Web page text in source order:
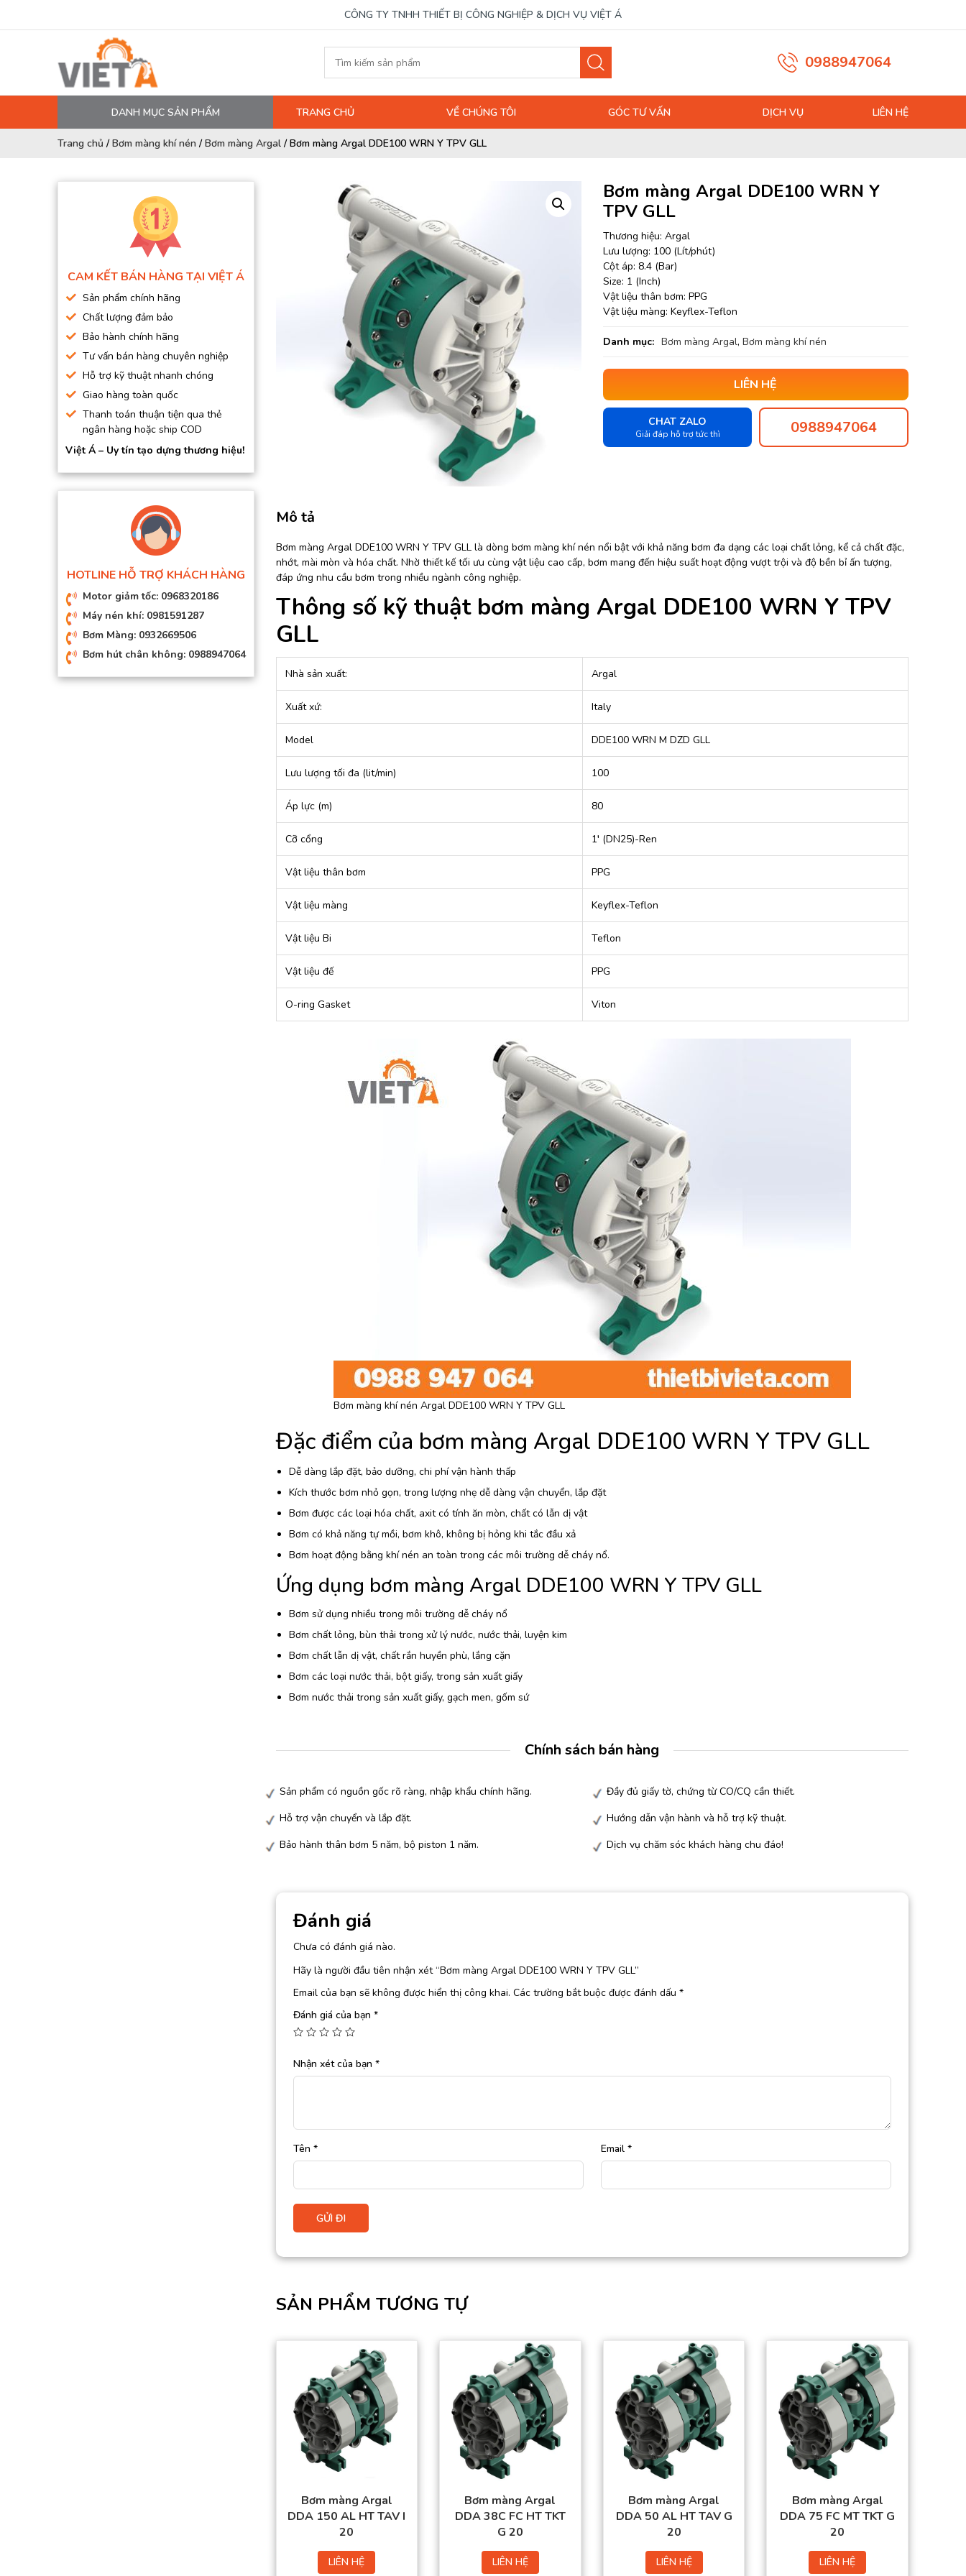
CÔNG TY TNHH THIẾT BỊ CÔNG NGHIỆP & DỊCH VỤ VIỆT Á
0988947064
DANH MỤC SẢN PHẨM
MÁY NÉN KHÍ
DẦU MÁY NÉN KHÍ
DÂY HƠI, ỐNG HƠI
BƠM MÀNG KHÍ NÉN
BƠM HÚT CHÂN KHÔNG
BƠM ĐỊNH LƯỢNG
MOTOR, HỘP GIẢM TỐC
MÁY TẠO KHÍ NITO
TRANG CHỦ VỀ CHÚNG TÔI GÓC TƯ VẤN DỊCH VỤ LIÊN HỆ
Trang chủ /Bơm màng khí nén /Bơm màng Argal /Bơm màng Argal DDE100 WRN Y TPV GLL
CAM KẾT BÁN HÀNG TẠI VIỆT Á
Sản phẩm chính hãng
Chất lượng đảm bảo
Bảo hành chính hãng
Tư vấn bán hàng chuyên nghiệp
Hỗ trợ kỹ thuật nhanh chóng
Giao hàng toàn quốc
Thanh toán thuận tiện qua thẻ
ngân hàng hoặc ship COD
Việt Á – Uy tín tạo dựng thương hiệu!
HOTLINE HỖ TRỢ KHÁCH HÀNG
Motor giảm tốc: 0968320186
Máy nén khí: 0981591287
Bơm Màng: 0932669506
Bơm hút chân không: 0988947064
Bơm màng Argal DDE100 WRN Y
TPV GLL
Thương hiệu: Argal
Lưu lượng: 100 (Lít/phút)
Cột áp: 8.4 (Bar)
Size: 1 (Inch)
Vật liệu thân bơm: PPG
Vật liệu màng: Keyflex-Teflon
Danh mục: Bơm màng Argal, Bơm màng khí nén
LIÊN HỆ
CHAT ZALO
Giải đáp hỗ trợ tức thì 0988947064
Mô tả
Bơm màng Argal DDE100 WRN Y TPV GLL là dòng bơm màng khí nén nổi bật với khả năng bơm đa dạng các loại chất lỏng, kể cả chất đặc,
nhớt, mài mòn và hóa chất. Nhờ thiết kế tối ưu cùng vật liệu cao cấp, bơm mang đến hiệu suất hoạt động vượt trội và độ bền bỉ ấn tượng,
đáp ứng nhu cầu bơm trong nhiều ngành công nghiệp.
Thông số kỹ thuật bơm màng Argal DDE100 WRN Y TPV
GLL
Nhà sản xuất: Argal
Xuất xứ: Italy
Model DDE100 WRN M DZD GLL
Lưu lượng tối đa (lit/min) 100
Áp lực (m) 80
Cỡ cổng 1′ (DN25)-Ren
Vật liệu thân bơm PPG
Vật liệu màng Keyflex-Teflon
Vật liệu Bi Teflon
Vật liệu đế PPG
O-ring Gasket Viton
Bơm màng khí nén Argal DDE100 WRN Y TPV GLL
Đặc điểm của bơm màng Argal DDE100 WRN Y TPV GLL
Dễ dàng lắp đặt, bảo dưỡng, chi phí vận hành thấp
Kích thước bơm nhỏ gọn, trong lượng nhẹ dễ dàng vận chuyển, lắp đặt
Bơm được các loại hóa chất, axit có tính ăn mòn, chất có lẫn dị vật
Bơm có khả năng tự mồi, bơm khô, không bị hỏng khi tắc đầu xả
Bơm hoạt động bằng khí nén an toàn trong các môi trường dễ cháy nổ.
Ứng dụng bơm màng Argal DDE100 WRN Y TPV GLL
Bơm sử dụng nhiều trong môi trường dễ cháy nổ
Bơm chất lỏng, bùn thải trong xử lý nước, nước thải, luyện kim
Bơm chất lẫn dị vật, chất rắn huyền phù, lắng cặn
Bơm các loại nước thải, bột giấy, trong sản xuất giấy
Bơm nước thải trong sản xuất giấy, gạch men, gốm sứ
Chính sách bán hàng
Sản phẩm có nguồn gốc rõ ràng, nhập khẩu chính hãng.
Đầy đủ giấy tờ, chứng từ CO/CQ cần thiết.
Hỗ trợ vận chuyển và lắp đặt.
Hướng dẫn vận hành và hỗ trợ kỹ thuật.
Bảo hành thân bơm 5 năm, bộ piston 1 năm.
Dịch vụ chăm sóc khách hàng chu đáo!
Đánh giá
Chưa có đánh giá nào.
Hãy là người đầu tiên nhận xét “Bơm màng Argal DDE100 WRN Y TPV GLL”
Email của bạn sẽ không được hiển thị công khai. Các trường bắt buộc được đánh dấu *
Đánh giá của bạn *
Nhận xét của bạn *
Tên * Email *
SẢN PHẨM TƯƠNG TỰ
Bơm màng Argal
DDA 150 AL HT TAV I
20
LIÊN HỆ
Bơm màng Argal
DDA 38C FC HT TKT
G 20
LIÊN HỆ
Bơm màng Argal
DDA 50 AL HT TAV G
20
LIÊN HỆ
Bơm màng Argal
DDA 75 FC MT TKT G
20
LIÊN HỆ